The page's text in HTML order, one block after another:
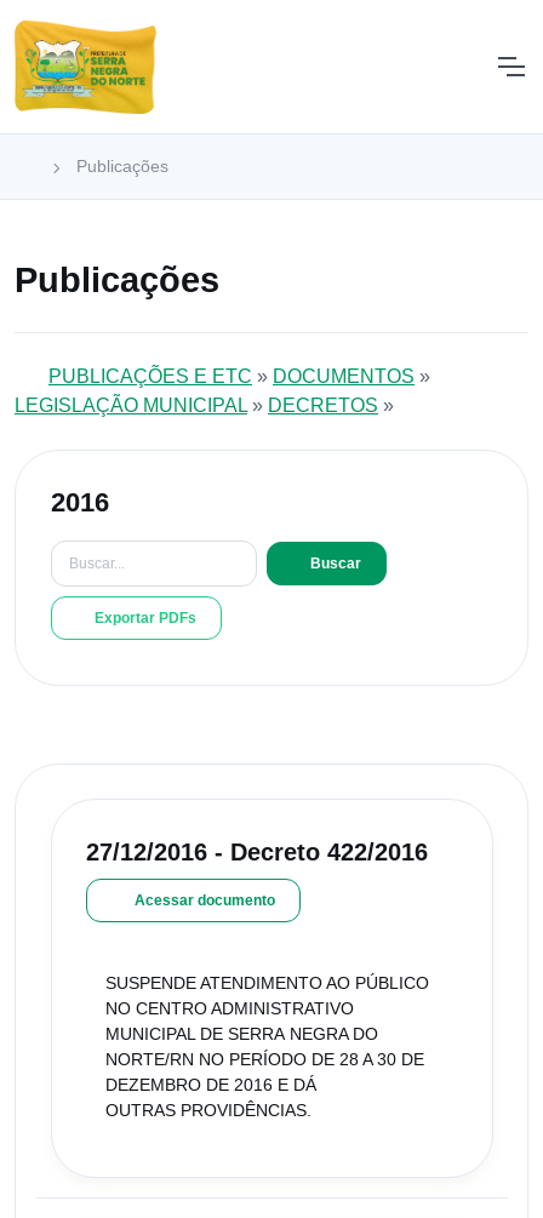
Publicações
Publicações
PUBLICAÇÕES E ETC » DOCUMENTOS »
LEGISLAÇÃO MUNICIPAL » DECRETOS »
2016
Buscar
Exportar PDFs
27/12/2016 - Decreto 422/2016
Acessar documento
SUSPENDE ATENDIMENTO AO PÚBLICO
NO CENTRO ADMINISTRATIVO
MUNICIPAL DE SERRA NEGRA DO
NORTE/RN NO PERÍODO DE 28 A 30 DE
DEZEMBRO DE 2016 E DÁ
OUTRAS PROVIDÊNCIAS.